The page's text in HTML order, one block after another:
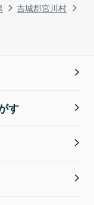
吉城郡宮川村
す